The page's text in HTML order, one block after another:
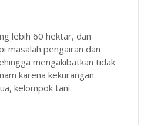
lebih 60 hektar, dan
masalah pengairan dan
mengakibatkan tidak
karena kekurangan
kelompok tani.